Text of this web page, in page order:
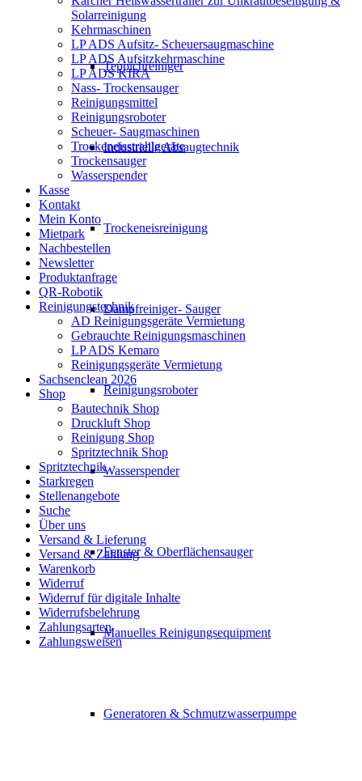
Teppichreiniger
Industrielle Absaugtechnik
Trockeneisreinigung
Dampfreiniger- Sauger
Reinigungsroboter
Wasserspender
Fenster & Oberflächensauger
Manuelles Reinigungsequipment
Generatoren & Schmutzwasserpumpe
Solarreinigung
Kehrmaschinen
LP ADS Aufsitz- Scheuersaugmaschine
LP ADS Aufsitzkehrmaschine
LP ADS KIRA
Nass- Trockensauger
Reinigungsmittel
Reinigungsroboter
Scheuer- Saugmaschinen
Trockeneisstrahlgeräte
Trockensauger
Wasserspender
Kasse
Kontakt
Mein Konto
Mietpark
Nachbestellen
Newsletter
Produktanfrage
QR-Robotik
Reinigungstechnik
AD Reinigungsgeräte Vermietung
Gebrauchte Reinigungsmaschinen
LP ADS Kemaro
Reinigungsgeräte Vermietung
Sachsenclean 2026
Shop
Bautechnik Shop
Druckluft Shop
Reinigung Shop
Spritztechnik Shop
Spritztechnik
Starkregen
Stellenangebote
Suche
Über uns
Versand & Lieferung
Versand & Zahlung
Warenkorb
Widerruf
Widerruf für digitale Inhalte
Widerrufsbelehrung
Zahlungsarten
Zahlungsweisen